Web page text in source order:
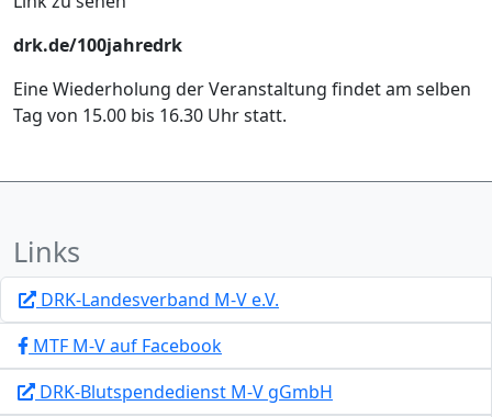
drk.de/100jahredrk
Eine Wiederholung der Veranstaltung findet am selben
Tag von 15.00 bis 16.30 Uhr statt.
Links
DRK-Landesverband M-V e.V.
MTF M-V auf Facebook
DRK-Blutspendedienst M-V gGmbH